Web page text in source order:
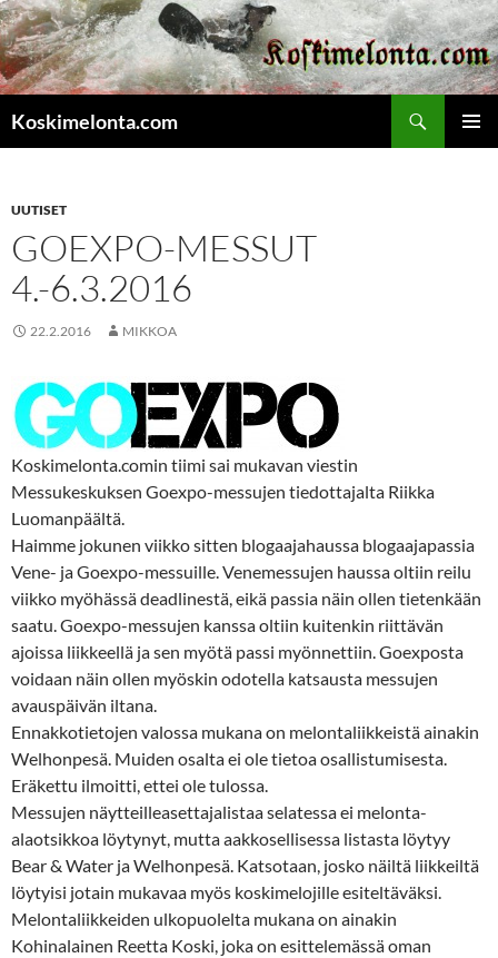
Koskimelonta.com
UUTISET
GOEXPO-MESSUT
4.-6.3.2016
22.2.2016 MIKKOA
Koskimelonta.comin tiimi sai mukavan viestin
Messukeskuksen Goexpo-messujen tiedottajalta Riikka
Luomanpäältä.
Haimme jokunen viikko sitten blogaajahaussa blogaajapassia
Vene- ja Goexpo-messuille. Venemessujen haussa oltiin reilu
viikko myöhässä deadlinestä, eikä passia näin ollen tietenkään
saatu. Goexpo-messujen kanssa oltiin kuitenkin riittävän
ajoissa liikkeellä ja sen myötä passi myönnettiin. Goexposta
voidaan näin ollen myöskin odotella katsausta messujen
avauspäivän iltana.
Ennakkotietojen valossa mukana on melontaliikkeistä ainakin
Welhonpesä. Muiden osalta ei ole tietoa osallistumisesta.
Eräkettu ilmoitti, ettei ole tulossa.
Messujen näytteilleasettajalistaa selatessa ei melonta-
alaotsikkoa löytynyt, mutta aakkosellisessa listasta löytyy
Bear & Water ja Welhonpesä. Katsotaan, josko näiltä liikkeiltä
löytyisi jotain mukavaa myös koskimelojille esiteltäväksi.
Melontaliikkeiden ulkopuolelta mukana on ainakin
Kohinalainen Reetta Koski, joka on esittelemässä oman